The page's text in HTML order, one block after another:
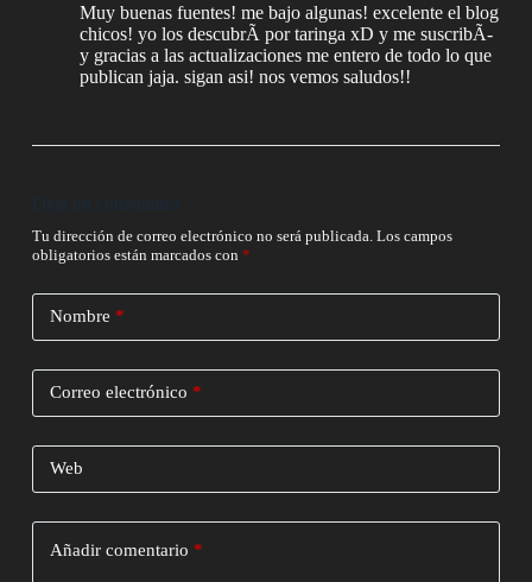
Muy buenas fuentes! me bajo algunas! excelente el blog
chicos! yo los descubrÃ­ por taringa xD y me suscribÃ­
y gracias a las actualizaciones me entero de todo lo que
publican jaja. sigan asi! nos vemos saludos!!
Deja un comentario
Tu dirección de correo electrónico no será publicada. Los campos
obligatorios están marcados con *
Nombre *
Correo electrónico *
Web
Añadir comentario *